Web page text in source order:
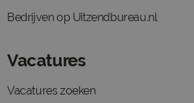
Bedrijven op Uitzendbureau.nl
Vacatures
Vacatures zoeken